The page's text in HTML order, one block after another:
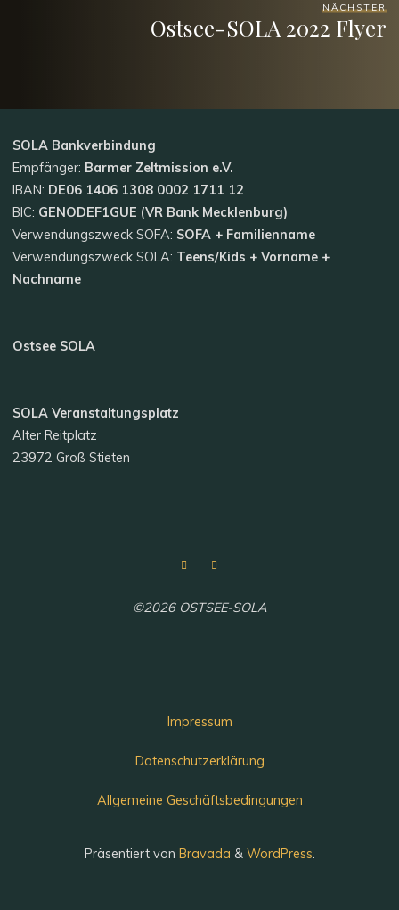
NÄCHSTER
Ostsee-SOLA 2022 Flyer
SOLA Bankverbindung
Empfänger: Barmer Zeltmission e.V.
IBAN: DE06 1406 1308 0002 1711 12
BIC: GENODEF1GUE (VR Bank Mecklenburg)
Verwendungszweck SOFA: SOFA + Familienname
Verwendungszweck SOLA: Teens/Kids + Vorname +
Nachname
Ostsee SOLA
SOLA Veranstaltungsplatz
Alter Reitplatz
23972 Groß Stieten
©2026 OSTSEE-SOLA
Impressum
Datenschutzerklärung
Allgemeine Geschäftsbedingungen
Präsentiert von Bravada & WordPress.